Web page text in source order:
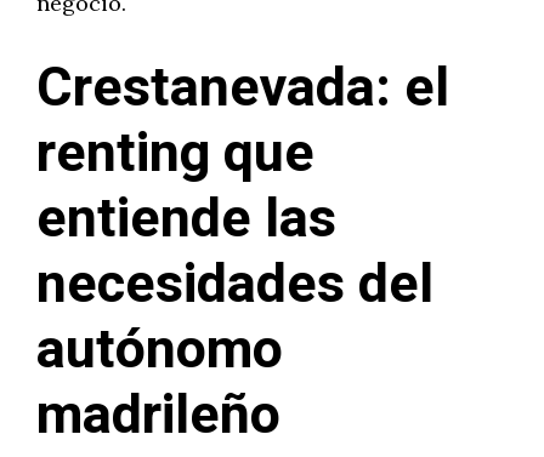
Crestanevada: el
renting que
entiende las
necesidades del
autónomo
madrileño